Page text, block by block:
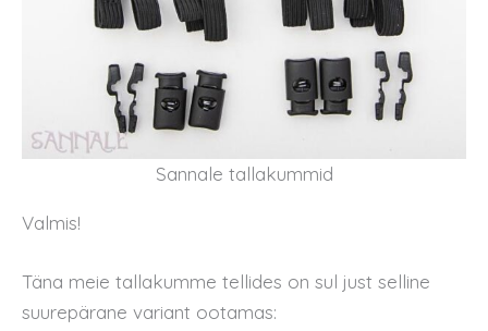
Sannale tallakummid
Valmis!
Täna meie tallakumme tellides on sul just selline
suurepärane variant ootamas: